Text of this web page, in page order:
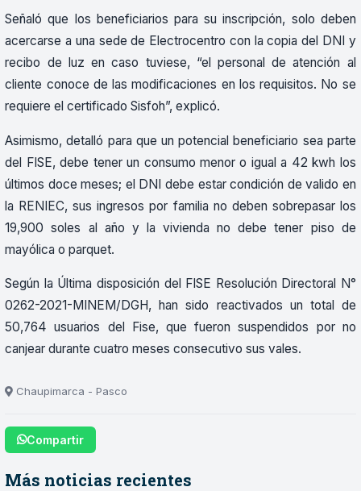
Señaló que los beneficiarios para su inscripción, solo deben
acercarse a una sede de Electrocentro con la copia del DNI y
recibo de luz en caso tuviese, “el personal de atención al
cliente conoce de las modificaciones en los requisitos. No se
requiere el certificado Sisfoh”, explicó.
Asimismo, detalló para que un potencial beneficiario sea parte
del FISE, debe tener un consumo menor o igual a 42 kwh los
últimos doce meses; el DNI debe estar condición de valido en
la RENIEC, sus ingresos por familia no deben sobrepasar los
19,900 soles al año y la vivienda no debe tener piso de
mayólica o parquet.
Según la Última disposición del FISE Resolución Directoral N°
0262-2021-MINEM/DGH, han sido reactivados un total de
50,764 usuarios del Fise, que fueron suspendidos por no
canjear durante cuatro meses consecutivo sus vales.
Chaupimarca - Pasco
Compartir
Más noticias recientes